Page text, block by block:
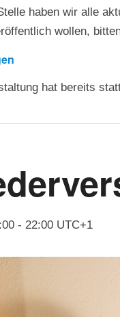
haben wir alle
wollen,
hat bereits
- 22:00 UTC+1